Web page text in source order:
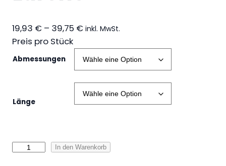
19,93 € – 39,75 € P
i
s
p
n
e
inkl. MwSt.
Preis pro Stück
Abmessungen
Länge
In den Warenkorb